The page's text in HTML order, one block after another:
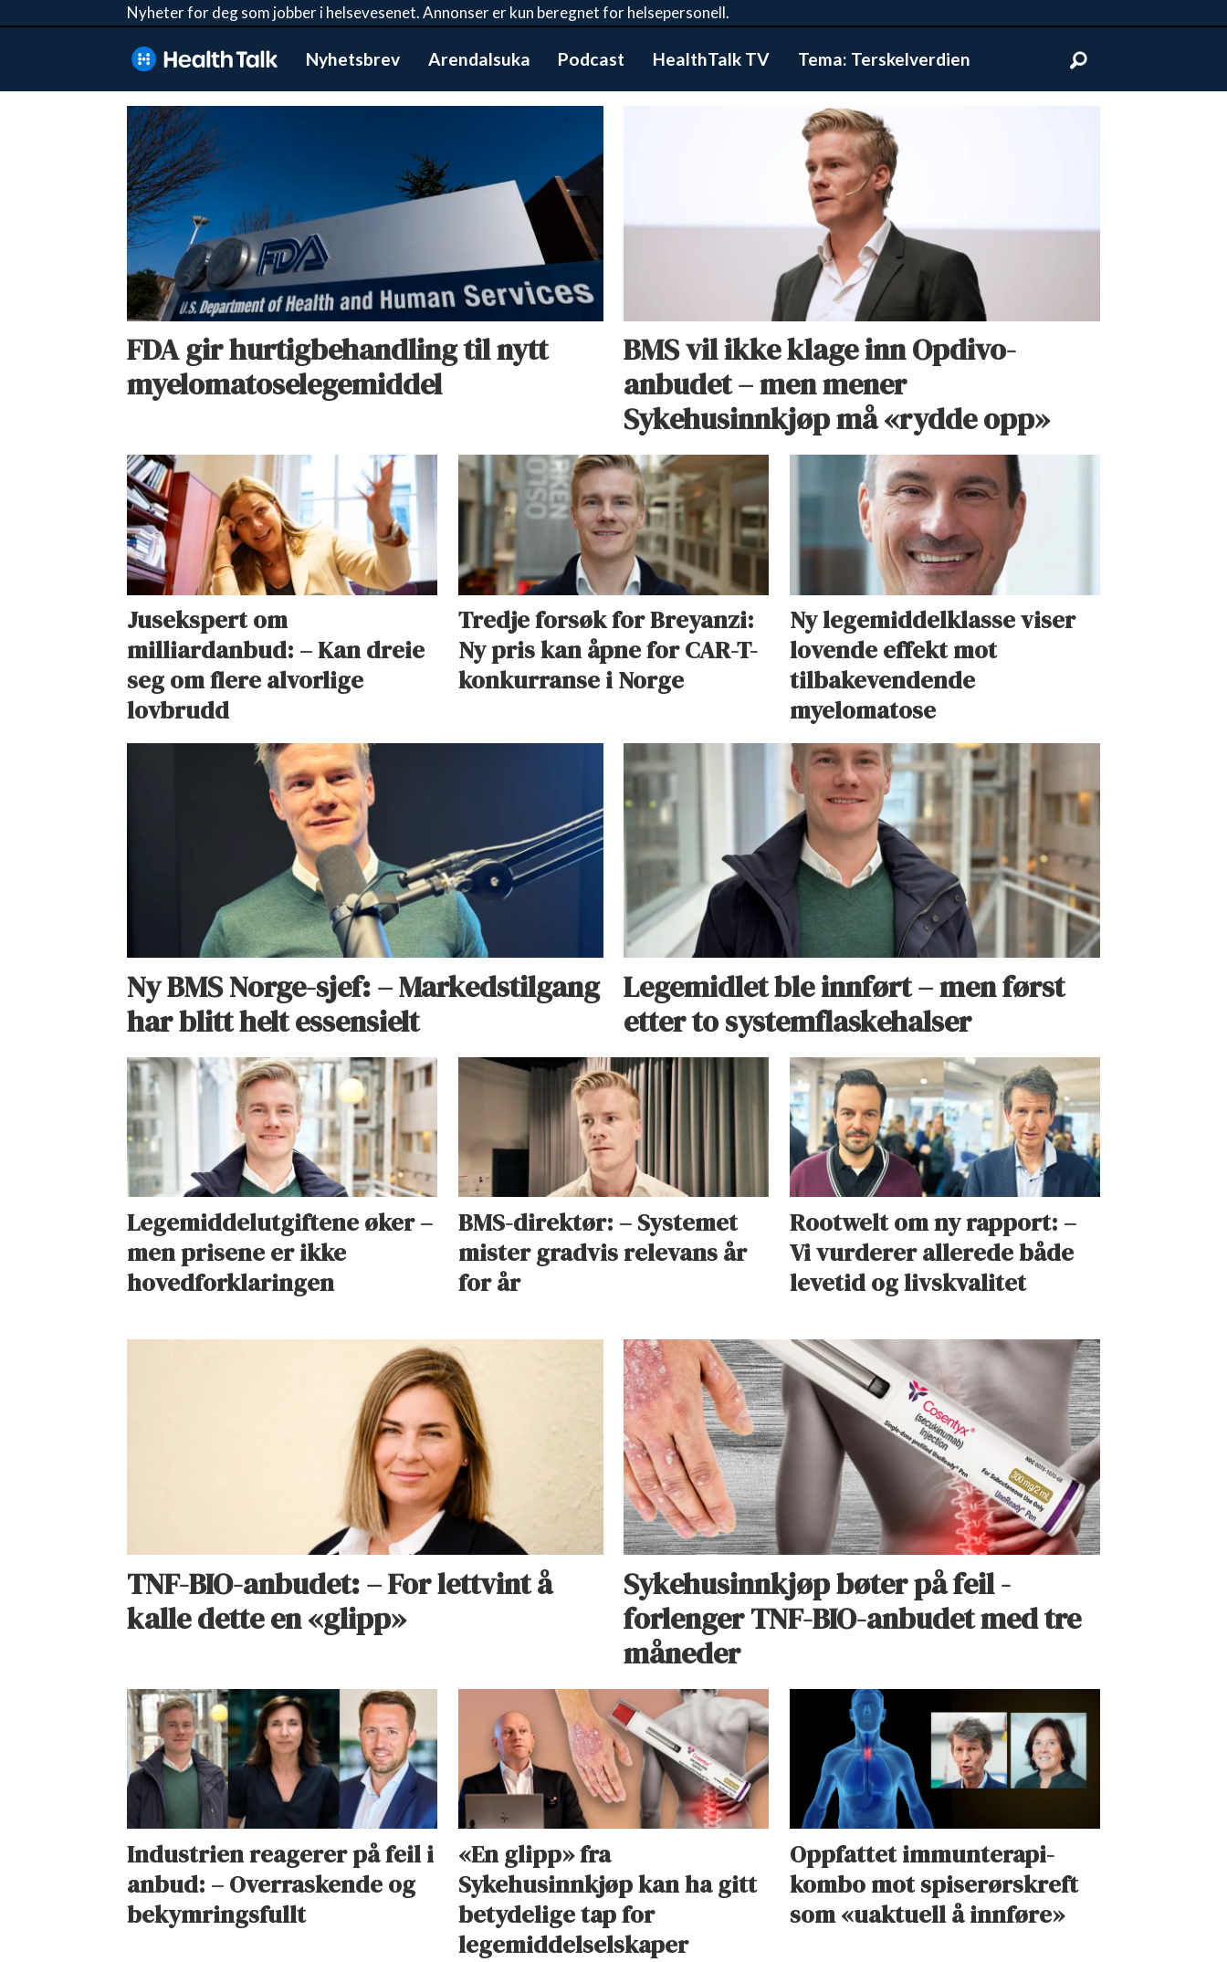
Nyheter for deg som jobber i helsevesenet. Annonser er kun beregnet for helsepersonell.
Nyhetsbrev Arendalsuka Podcast HealthTalk TV Tema: Terskelverdien
FDA gir hurtigbehandling til nytt
myelomatoselegemiddel
BMS vil ikke klage inn Opdivo-
anbudet – men mener
Sykehusinnkjøp må «rydde opp»
Jusekspert om
milliardanbud: – Kan dreie
seg om flere alvorlige
lovbrudd
Tredje forsøk for Breyanzi:
Ny pris kan åpne for CAR-T-
konkurranse i Norge
Ny legemiddelklasse viser
lovende effekt mot
tilbakevendende
myelomatose
Ny BMS Norge-sjef: – Markedstilgang
har blitt helt essensielt
Legemidlet ble innført – men først
etter to systemflaskehalser
Legemiddelutgiftene øker –
men prisene er ikke
hovedforklaringen
BMS-direktør: – Systemet
mister gradvis relevans år
for år
Rootwelt om ny rapport: –
Vi vurderer allerede både
levetid og livskvalitet
TNF-BIO-anbudet: – For lettvint å
kalle dette en «glipp»
Sykehusinnkjøp bøter på feil -
forlenger TNF-BIO-anbudet med tre
måneder
Industrien reagerer på feil i
anbud: – Overraskende og
bekymringsfullt
«En glipp» fra
Sykehusinnkjøp kan ha gitt
betydelige tap for
legemiddelselskaper
Oppfattet immunterapi-
kombo mot spiserørskreft
som «uaktuell å innføre»